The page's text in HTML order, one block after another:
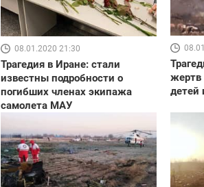
08.01.2020 21:30
Трагедия в Иране: стали
известны подробности о
погибших членах экипажа
самолета МАУ
жертв
детей